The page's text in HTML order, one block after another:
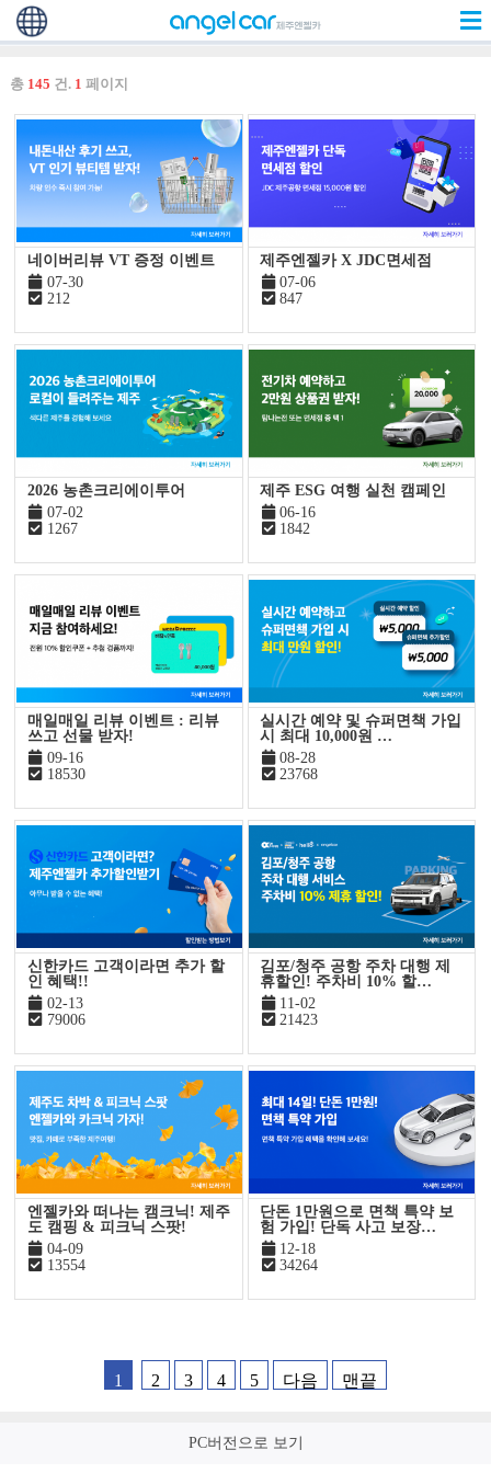
총 145 건. 1 페이지
네이버리뷰 VT 증정 이벤트
07-30
212
제주엔젤카 X JDC면세점
07-06
847
2026 농촌크리에이투어
07-02
1267
제주 ESG 여행 실천 캠페인
06-16
1842
매일매일 리뷰 이벤트 : 리뷰
쓰고 선물 받자!
09-16
18530
실시간 예약 및 슈퍼면책 가입
시 최대 10,000원 …
08-28
23768
신한카드 고객이라면 추가 할
인 혜택!!
02-13
79006
김포/청주 공항 주차 대행 제
휴할인! 주차비 10% 할…
11-02
21423
엔젤카와 떠나는 캠크닉! 제주
도 캠핑 & 피크닉 스팟!
04-09
13554
단돈 1만원으로 면책 특약 보
험 가입! 단독 사고 보장…
12-18
34264
1 2 3 4 5 다음 맨끝
PC버전으로 보기